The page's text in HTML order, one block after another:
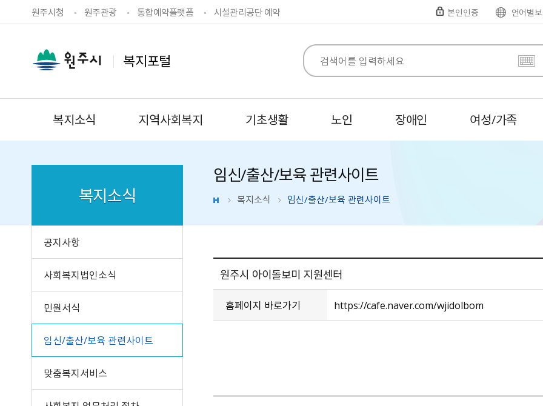
원주시청 원주관광 통합예약플랫폼 시설관리공단 예약 본인인증 언어별
복지포털
복지소식 지역사회복지 기초생활 노인 장애인 여성/가족
복지소식
공지사항
사회복지법인소식
민원서식
임신/출산/보육 관련사이트
맞춤복지서비스
임신/출산/보육 관련사이트
복지소식 임신/출산/보육 관련사이트
원주시 아이돌보미 지원센터
홈페이지 바로가기 https://cafe.naver.com/wjidolbom